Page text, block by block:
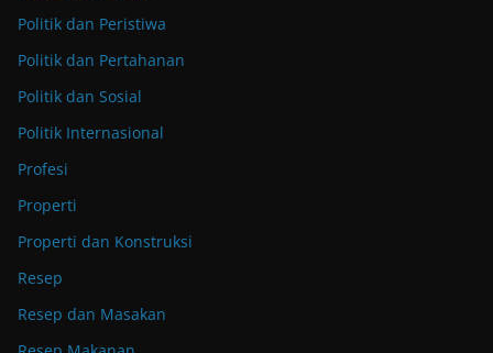
Politik dan Peristiwa
Politik dan Pertahanan
Politik dan Sosial
Politik Internasional
Profesi
Properti
Properti dan Konstruksi
Resep
Resep dan Masakan